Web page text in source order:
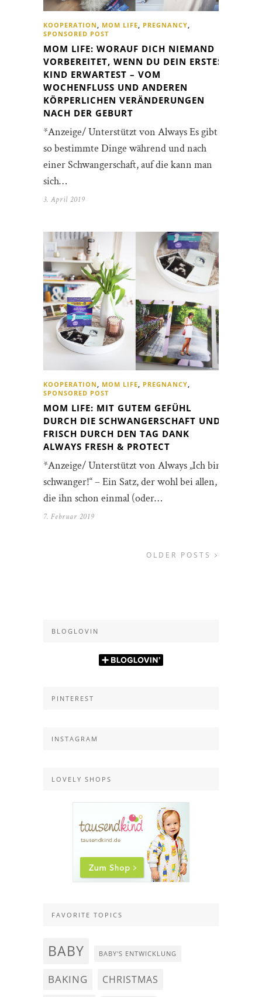
KOOPERATION MOM LIFE PREGNANCY
SPONSORED POST
MOM LIFE: WORAUF DICH NIEMAND
VORBEREITET, WENN DU DEIN ERSTES
KIND ERWARTEST – VOM
WOCHENFLUSS UND ANDEREN
KÖRPERLICHEN VERÄNDERUNGEN
NACH DER GEBURT
*Anzeige/ Unterstützt von Always Es gibt
so bestimmte Dinge während und nach
einer Schwangerschaft, auf die kann man
sich…
3. April 2019
KOOPERATION MOM LIFE PREGNANCY
SPONSORED POST
MOM LIFE: MIT GUTEM GEFÜHL
DURCH DIE SCHWANGERSCHAFT UND
FRISCH DURCH DEN TAG DANK
ALWAYS FRESH & PROTECT
*Anzeige/ Unterstützt von Always „Ich bin
schwanger!“ – Ein Satz, der wohl bei allen,
die ihn schon einmal (oder…
7. Februar 2019
OLDER POSTS
BLOGLOVIN
PINTEREST
INSTAGRAM
LOVELY SHOPS
FAVORITE TOPICS
BABY BABY'S ENTWICKLUNG
BAKING CHRISTMAS